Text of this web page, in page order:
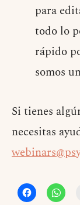
para
todo lo
rápido
somos
Si tienes
necesitas